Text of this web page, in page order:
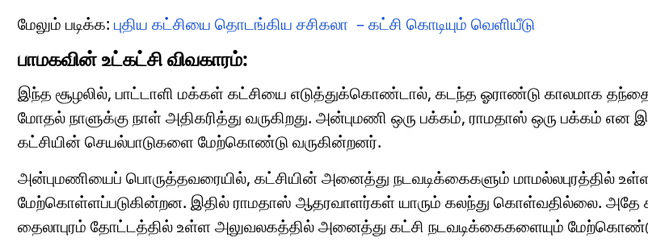
மேலும் படிக்க: புதிய கட்சியை தொடங்கிய சசிகலா – கட்சி கொடியும் வெளியீடு
பாமகவின் உட்கட்சி விவகாரம்:
இந்த சூழலில், பாட்டாளி மக்கள் கட்சியை எடுத்துக்கொண்டால், கடந்த ஓராண்டு காலமாக
மோதல் நாளுக்கு நாள் அதிகரித்து வருகிறது. அன்புமணி ஒரு பக்கம், ராமதாஸ் ஒரு பக்கம் என
கட்சியின் செயல்பாடுகளை மேற்கொண்டு வருகின்றனர்.
அன்புமணியைப் பொருத்தவரையில், கட்சியின் அனைத்து நடவடிக்கைகளும் மாமல்லபுரத்தில்
மேற்கொள்ளப்படுகின்றன. இதில் ராமதாஸ் ஆதரவாளர்கள் யாரும் கலந்து கொள்வதில்லை. அதே
தைலாபுரம் தோட்டத்தில் உள்ள அலுவலகத்தில் அனைத்து கட்சி நடவடிக்கைகளையும் மேற்கொண்டு